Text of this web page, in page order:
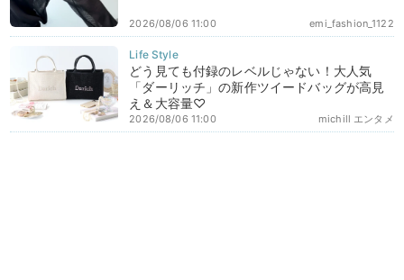
emi_fashion_1122
2026/08/06 11:00
どう見ても付録のレベルじゃない！大人気
「ダーリッチ」の新作ツイードバッグが高見
え＆大容量♡
michill エンタメ
2026/08/06 11:00